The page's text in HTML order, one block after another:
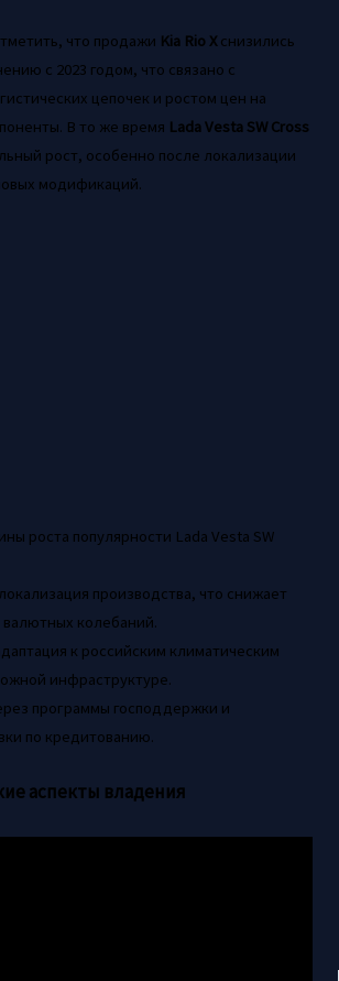
что продажи Kia Rio Xснизились
с 2023 годом, что связано с
цепочек и ростом цен на
В то же время Lada Vesta SW Cross
рост, особенно после локализации
модификаций.
роста популярности Lada Vesta SW
производства, что снижает
валютных колебаний.
к российским климатическим
инфраструктуре.
программы господдержки и
по кредитованию.
аспекты владения